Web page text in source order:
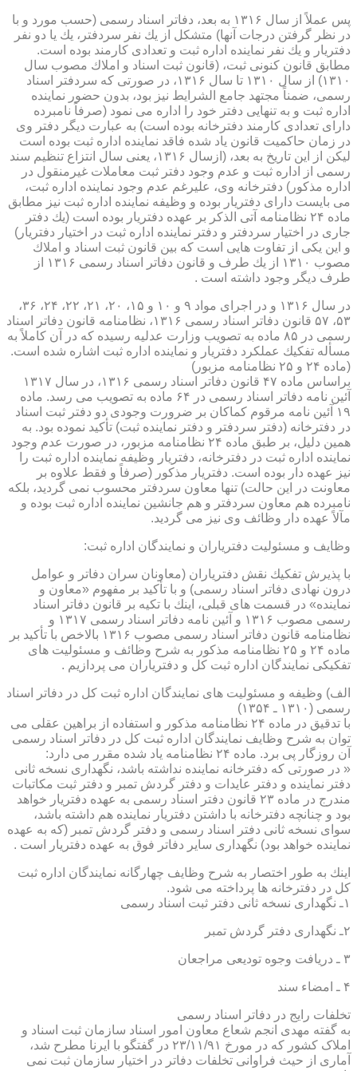
پس عملاً از سال ۱۳۱۶ به بعد، دفاتر اسناد رسمی (حسب مورد و با
در نظر گرفتن درجات آنها) متشكل از یك نفر سردفتر، یك یا دو نفر
دفتریار و یك نفر نماینده اداره ثبت و تعدادی كارمند بوده است.
مطابق قانون كنونی ثبت، (قانون ثبت اسناد و املاك مصوب سال
۱۳۱۰) از سال ۱۳۱۰ تا سال ۱۳۱۶، در صورتی كه سردفتر اسناد
رسمی، ضمناً مجتهد جامع الشرایط نیز بود، بدون حضور نماینده
اداره ثبت و به تنهایی دفتر خود را اداره می نمود (صرفاً نامبرده
دارای تعدادی كارمند دفترخانه بوده است) به عبارت دیگر دفتر وی
در زمان حاكمیت قانون یاد شده فاقد نماینده اداره ثبت بوده است
لیكن از این تاریخ به بعد، (ازسال ۱۳۱۶، یعنی سال انتزاع تنظیم سند
رسمی از اداره ثبت و عدم وجود دفتر ثبت معاملات غیرمنقول در
اداره مذكور) دفترخانه وی، علیرغم عدم وجود نماینده اداره ثبت،
می بایست دارای دفتریار بوده و وظیفه نماینده اداره ثبت نیز مطابق
ماده ۲۴ نظامنامه آتی الذكر بر عهده دفتریار بوده است (یك دفتر
جاری در اختیار سردفتر و دفتر نماینده اداره ثبت در اختیار دفتریار)
و این یكی از تفاوت هایی است كه بین قانون ثبت اسناد و املاك
مصوب ۱۳۱۰ از یك طرف و قانون دفاتر اسناد رسمی ۱۳۱۶ از
طرف دیگر وجود داشته است .
در سال ۱۳۱۶ و در اجرای مواد ۹ و ۱۰ و ۱۵، ۲۰، ۲۱، ۲۲، ۲۴، ۳۶،
۵۳، ۵۷ قانون دفاتر اسناد رسمی ۱۳۱۶، نظامنامه قانون دفاتر اسناد
رسمی در ۸۵ ماده به تصویب وزارت عدلیه رسیده كه در آن كاملاً به
مسأله تفكیك عملكرد دفتریار و نماینده اداره ثبت اشاره شده است.
(ماده ۲۴ و ۲۵ نظامنامه مزبور)
براساس ماده ۴۷ قانون دفاتر اسناد رسمی ۱۳۱۶، در سال ۱۳۱۷
آئین نامه دفاتر اسناد رسمی در ۶۴ ماده به تصویب می رسد. ماده
۱۹ آئین نامه مرقوم كماكان بر ضرورت وجودی دو دفتر ثبت اسناد
در دفترخانه (دفتر سردفتر و دفتر نماینده ثبت) تأكید نموده بود. به
همین دلیل، بر طبق ماده ۲۴ نظامنامه مزبور، در صورت عدم وجود
نماینده اداره ثبت در دفترخانه، دفتریار وظیفه نماینده اداره ثبت را
نیز عهده دار بوده است. دفتریار مذكور (صرفاً و فقط علاوه بر
معاونت در این حالت) تنها معاون سردفتر محسوب نمی گردید، بلكه
نامبرده هم معاون سردفتر و هم جانشین نماینده اداره ثبت بوده و
مآلاً عهده دار وظائف وی نیز می گردید.
وظایف و مسئولیت دفتریاران و نمایندگان اداره ثبت:
با پذیرش تفكیك نقش دفتریاران (معاونان سران دفاتر و عوامل
درون نهادی دفاتر اسناد رسمی) و با تأكید بر مفهوم «معاون و
نماینده» در قسمت های قبلی، اینك با تكیه بر قانون دفاتر اسناد
رسمی مصوب ۱۳۱۶ و آئین نامه دفاتر اسناد رسمی ۱۳۱۷ و
نظامنامه قانون دفاتر اسناد رسمی مصوب ۱۳۱۶ بالاخص با تأكید بر
ماده ۲۴ و ۲۵ نظامنامه مذكور به شرح وظائف و مسئولیت های
تفكیكی نمایندگان اداره ثبت كل و دفتریاران می پردازیم .
الف) وظیفه و مسئولیت های نمایندگان اداره ثبت كل در دفاتر اسناد
رسمی (۱۳۱۰ ـ ۱۳۵۴)
با تدقیق در ماده ۲۴ نظامنامه مذكور و استفاده از براهین عقلی می
توان به شرح وظایف نمایندگان اداره ثبت كل در دفاتر اسناد رسمی
آن روزگار پی برد. ماده ۲۴ نظامنامه یاد شده مقرر می دارد:
« در صورتی كه دفترخانه نماینده نداشته باشد، نگهداری نسخه ثانی
دفتر نماینده و دفتر عایدات و دفتر گردش تمبر و دفتر ثبت مكاتبات
مندرج در ماده ۲۳ قانون دفتر اسناد رسمی به عهده دفتریار خواهد
بود و چنانچه دفترخانه با داشتن دفتریار نماینده هم داشته باشد،
سوای نسخه ثانی دفتر اسناد رسمی و دفتر گردش تمبر (كه به عهده
نماینده خواهد بود) نگهداری سایر دفاتر فوق به عهده دفتریار است .
اینك به طور اختصار به شرح وظایف چهارگانه نمایندگان اداره ثبت
كل در دفترخانه ها پرداخته می شود.
۱ـ نگهداری نسخه ثانی دفتر ثبت اسناد رسمی
۲ـ نگهداری دفتر گردش تمبر
۳ ـ دریافت وجوه تودیعی مراجعان
۴ ـ امضاء سند
تخلفات رایج در دفاتر اسناد رسمی
به گفته مهدی انجم شعاع معاون امور اسناد سازمان ثبت اسناد و
املاک کشور که در مورخ ۲۳/۱۱/۹۱ در گفتگو با ایرنا مطرح شد،
آماری از حیث فراوانی تخلفات دفاتر در اختیار سازمان ثبت نمی